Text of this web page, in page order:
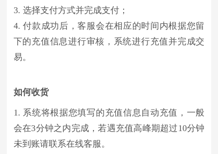
3. 选择支付方式并完成支付；
4. 付款成功后，客服会在相应的时间内根据您留
下的充值信息进行审核，系统进行充值并完成交
易。
如何收货
1. 系统将根据您填写的充值信息自动充值，一般
会在3分钟之内完成，若遇充值高峰期超过10分钟
未到账请联系在线客服。